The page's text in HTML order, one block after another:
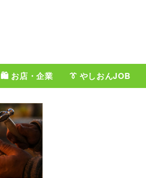
🛍️ お店・企業 👔 やしおんJOB